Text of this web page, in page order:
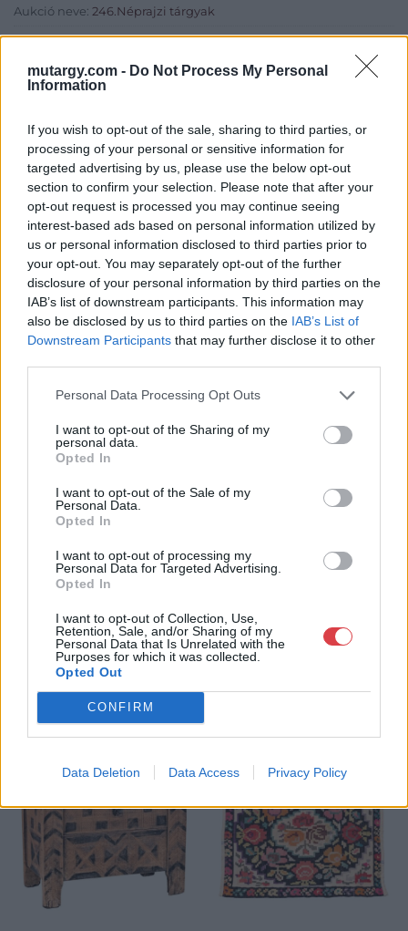
mutargy.com - Do Not Process My Personal
Information
If you wish to opt-out of the sale, sharing to third parties, or
processing of your personal or sensitive information for
targeted advertising by us, please use the below opt-out
section to confirm your selection. Please note that after your
opt-out request is processed you may continue seeing
interest-based ads based on personal information utilized by
us or personal information disclosed to third parties prior to
your opt-out. You may separately opt-out of the further
disclosure of your personal information by third parties on the
IAB’s list of downstream participants. This information may
also be disclosed by us to third parties on the IAB’s List of
Downstream Participants that may further disclose it to other
Personal Data Processing Opt Outs
I want to opt-out of the Sharing of my
personal data.
Opted In
I want to opt-out of the Sale of my
Personal Data.
Opted In
I want to opt-out of processing my
Personal Data for Targeted Advertising.
Opted In
I want to opt-out of Collection, Use,
Retention, Sale, and/or Sharing of my
Personal Data that Is Unrelated with the
Purposes for which it was collected.
Opted Out
CONFIRM
Data Deletion Data Access Privacy Policy
Aukció neve: 246.Néprajzi tárgyak
Aukció dátuma: 2019.10.02
Aukció ideje: 17:00
Tételszám: 777
Eladó adatai
Eladó:Nagyházi Galéria és
Aukciósház
Cím: Müller Márta
Nagyházi Galéria és Aukciósház
Kft.
1055 Budapest, Balaton utca 8.
Telefon: +361 475 6000 +361
Weboldal:
http://www.nagyhazi.hu
Bemutatkozás: Magas színvonalú festmények és műtárgyak,
bútorok, szőnyegek, üveg, porcelán és ezüst tárgyak, ékszerek,
gyűjtemények árverezése. Ingyenes értékbecslés. Árveréseinkre
a tárgyfelvétel folyamatos.
GALÉRIA TOVÁBBI MŰTÁRGYAI
KAPCSOLÓDÓ MŰTÁRGYAK